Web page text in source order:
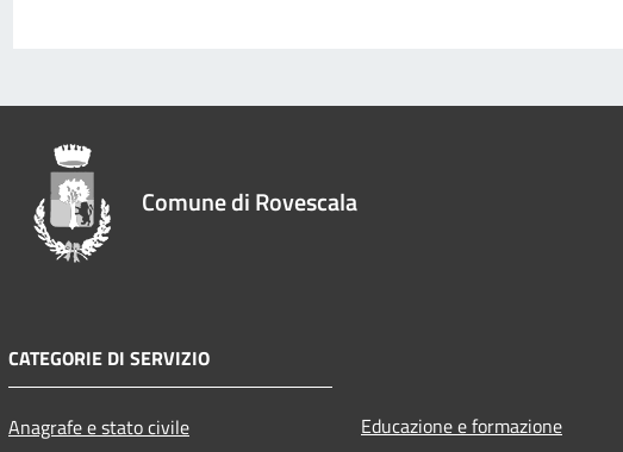
Comune di Rovescala
CATEGORIE DI SERVIZIO
Anagrafe e stato civile
Educazione e formazione